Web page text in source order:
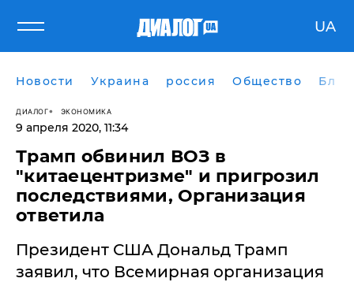
UA
Новости Украина россия Общество
ДИАЛОГ ЭКОНОМИКА
9 апреля 2020, 11:34
Трамп обвинил ВОЗ в
"китаецентризме" и пригрозил
последствиями, Организация
ответила
Президент США Дональд Трамп
заявил, что Всемирная организация